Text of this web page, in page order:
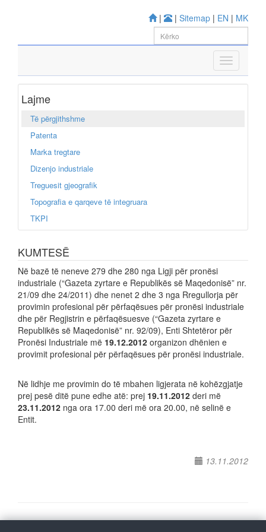
| | Sitemap | EN | MK
Lajme
Të përgjithshme
Patenta
Marka tregtare
Dizenjo industriale
Treguesit gjeografik
Topografia e qarqeve të integruara
TKPI
KUMTESË
Në bazë të neneve 279 dhe 280 nga Ligji për pronësi
industriale (“Gazeta zyrtare e Republikës së Maqedonisë” nr.
21/09 dhe 24/2011) dhe nenet 2 dhe 3 nga Rregullorja për
provimin profesional për përfaqësues për pronësi industriale
dhe për Regjistrin e përfaqësuesve (“Gazeta zyrtare e
Republikës së Maqedonisë” nr. 92/09), Enti Shtetëror për
Pronësi Industriale më 19.12.2012 organizon dhënien e
provimit profesional për përfaqësues për pronësi industriale.
Në lidhje me provimin do të mbahen ligjerata në kohëzgjatje
prej pesë ditë pune edhe atë: prej 19.11.2012 deri më
23.11.2012 nga ora 17.00 deri më ora 20.00, në selinë e
Entit.
13.11.2012